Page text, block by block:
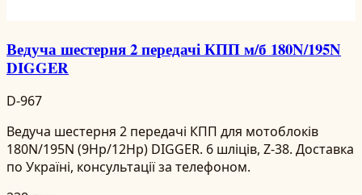
Ведуча шестерня 2 передачі КПП м/б 180N/195N
DIGGER
D-967
Ведуча шестерня 2 передачі КПП для мотоблоків
180N/195N (9Hp/12Hp) DIGGER. 6 шліців, Z-38. Доставка
по Україні, консультації за телефоном.